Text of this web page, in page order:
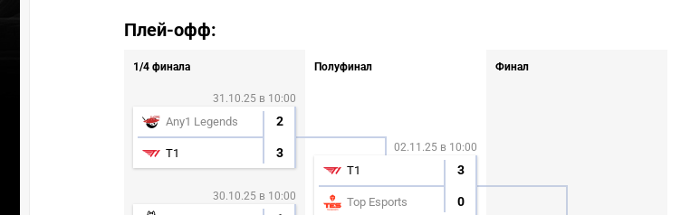
Плей-офф:
1/4 финала
31.10.25 в 10:00
Any1 Legends 2
T1 3
30.10.25 в 10:00
Полуфинал
02.11.25 в 10:00
T1 3
Top Esports 0
Финал